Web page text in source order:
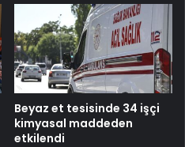
Beyaz et tesisinde 34 işçi
kimyasal maddeden
etkilendi